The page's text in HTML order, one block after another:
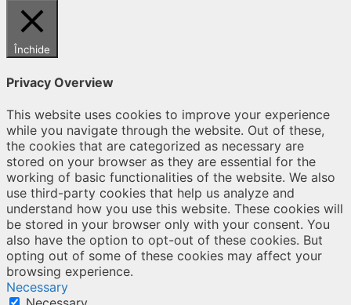
Închide
Privacy Overview
This website uses cookies to improve your experience
while you navigate through the website. Out of these,
the cookies that are categorized as necessary are
stored on your browser as they are essential for the
working of basic functionalities of the website. We also
use third-party cookies that help us analyze and
understand how you use this website. These cookies will
be stored in your browser only with your consent. You
also have the option to opt-out of these cookies. But
opting out of some of these cookies may affect your
browsing experience.
Necessary